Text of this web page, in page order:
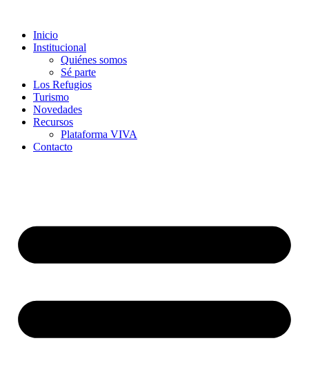
Inicio
Institucional
Quiénes somos
Sé parte
Los Refugios
Turismo
Novedades
Recursos
Plataforma VIVA
Contacto